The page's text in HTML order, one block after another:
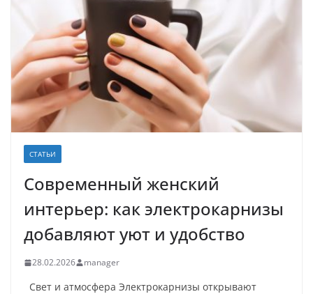
СТАТЬИ
Современный женский
интерьер: как электрокарнизы
добавляют уют и удобство
28.02.2026 manager
Свет и атмосфера Электрокарнизы открывают